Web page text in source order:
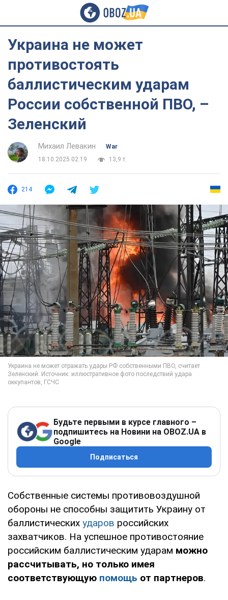
Украина не может
противостоять
баллистическим ударам
России собственной ПВО, –
Зеленский
Михаил Левакин
War
18.10.2025 02:19
13,9 т.
214
Будьте первыми в курсе главного –
подпишитесь на Новини на OBOZ.UA в
Google
Подписаться
Собственные системы противовоздушной
обороны не способны защитить Украину от
баллистических ударов российских
захватчиков. На успешное противостояние
российским баллистическим ударам можно
рассчитывать, но только имея
соответствующую помощь от партнеров.